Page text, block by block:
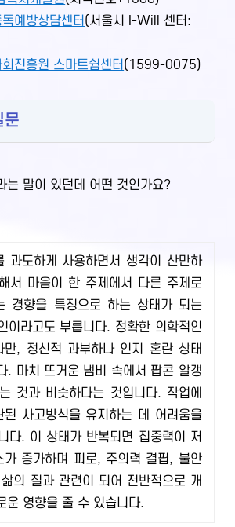
예방상담센터 (서울시 I-Will 센터:
진흥원 스마트쉼센터 (1599-0075)
문
는 말이 있던데 어떤 것인가요?
과도하게 사용하면서 생각이 산만하
서 마음이 한 주제에서 다른 주제로
경향을 특징으로 하는 상태가 되는
이라고도 부릅니다. 정확한 의학적인
만, 정신적 과부하나 인지 혼란 상태
. 마치 뜨거운 냄비 속에서 팝콘 알갱
것과 비슷하다는 것입니다. 작업에
된 사고방식을 유지하는 데 어려움을
다. 이 상태가 반복되면 집중력이 저
가 증가하며 피로, 주의력 결핍, 불안
의 질과 관련이 되어 전반적으로 개
운 영향을 줄 수 있습니다.